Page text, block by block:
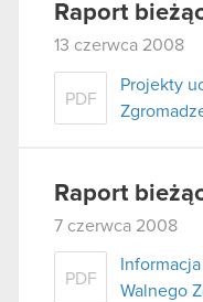
Raport
13 czerwca 2008
PDF
Projekty
Raport
7 czerwca 2008
PDF
Walnego